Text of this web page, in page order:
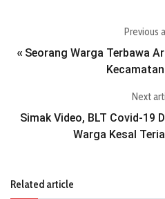
Previous
« Seorang Warga Terbawa
Next
Simak Video, BLT Covid-19
Warga Kesal
Related article